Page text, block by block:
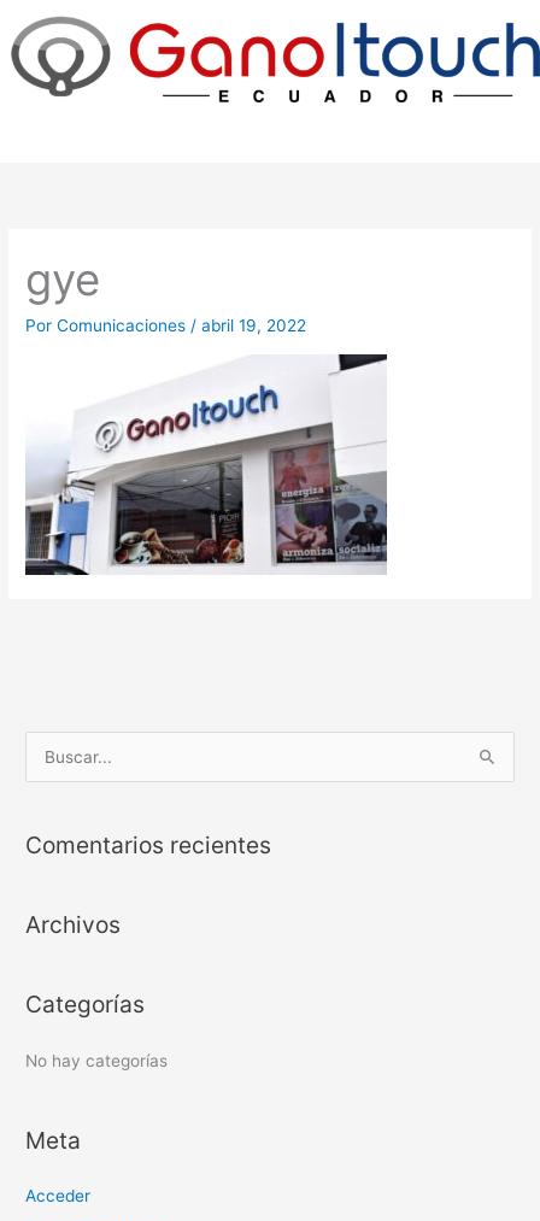
contenido
gye
PorComunicaciones /abril 19, 2022
c
r
:
Comentarios recientes
Archivos
Categorías
No hay categorías
Meta
Acceder